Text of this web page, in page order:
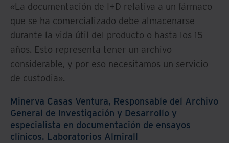
«La documentación de I+D relativa a un fármaco
que se ha comercializado debe almacenarse
durante la vida útil del producto o hasta los 15
años. Esto representa tener un archivo
considerable, y por eso necesitamos un servicio
de custodia».
Minerva Casas Ventura, Responsable del Archivo
General de Investigación y Desarrollo y
especialista en documentación de ensayos
clínicos. Laboratorios Almirall